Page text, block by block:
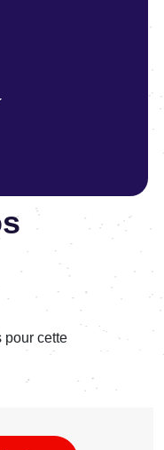
pour cette